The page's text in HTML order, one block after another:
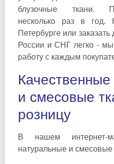
блузочные ткани.
несколько раз в год.
Петербурге или
России и СНГ легко -
работу с каждым
и смесовые
розницу
В нашем интернет-
натуральные и смесовые